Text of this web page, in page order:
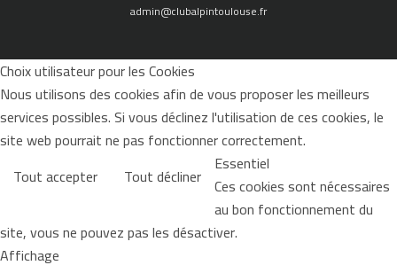
admin@clubalpintoulouse.fr
Choix utilisateur pour les Cookies
Nous utilisons des cookies afin de vous proposer les meilleurs
services possibles. Si vous déclinez l'utilisation de ces cookies, le
site web pourrait ne pas fonctionner correctement.
Tout accepter
Tout décliner Essentiel
Ces cookies sont nécessaires
au bon fonctionnement du
site, vous ne pouvez pas les désactiver.
Affichage